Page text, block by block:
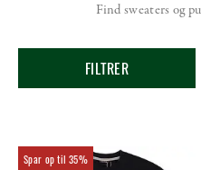
Find sweaters og
FILTRER
35%